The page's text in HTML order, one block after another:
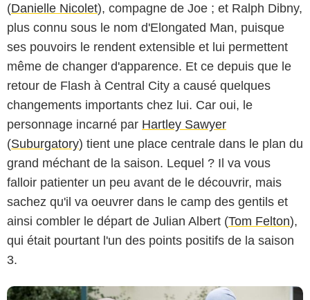
(Danielle Nicolet), compagne de Joe ; et Ralph Dibny,
plus connu sous le nom d'Elongated Man, puisque
ses pouvoirs le rendent extensible et lui permettent
même de changer d'apparence. Et ce depuis que le
retour de Flash à Central City a causé quelques
changements importants chez lui. Car oui, le
personnage incarné par Hartley Sawyer
(Suburgatory) tient une place centrale dans le plan du
grand méchant de la saison. Lequel ? Il va vous
falloir patienter un peu avant de le découvrir, mais
sachez qu'il va oeuvrer dans le camp des gentils et
ainsi combler le départ de Julian Albert (Tom Felton),
qui était pourtant l'un des points positifs de la saison
3.